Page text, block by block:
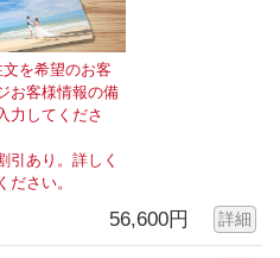
を希望のお客
お客様情報の備
力してくださ
引あり。詳しく
ださい。
56,600円 詳細